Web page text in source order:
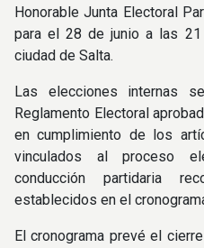
Honorable Junta Electoral
para el 28 de junio a las
ciudad de Salta.
Las elecciones internas
Reglamento Electoral
en cumplimiento de los
vinculados al proceso
conducción partidaria
establecidos en el
El cronograma prevé el